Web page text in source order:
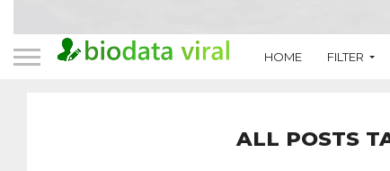
HOME FILTER
ALL POSTS